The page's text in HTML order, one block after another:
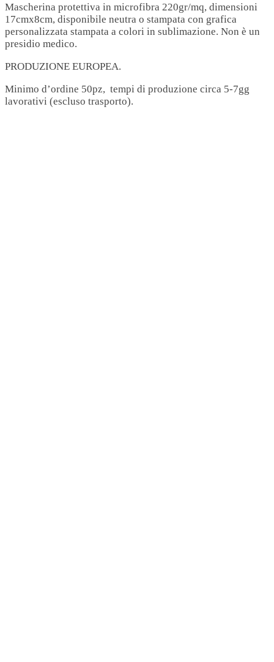
Mascherina protettiva in microfibra 220gr/mq, dimensioni
17cmx8cm, disponibile neutra o stampata con grafica
personalizzata stampata a colori in sublimazione. Non è un
presidio medico.
PRODUZIONE EUROPEA.
Minimo d’ordine 50pz, tempi di produzione circa 5-7gg
lavorativi (escluso trasporto).